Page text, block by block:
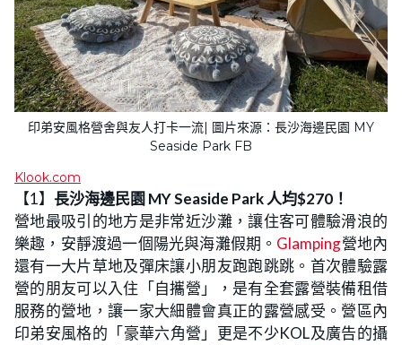
印弟安風格營舍與友人打卡一流| 圖片來源：長沙海邊民園 MY
Seaside Park FB
Klook.com
【1】 長沙海邊民園 MY Seaside Park 人均$270！
營地最吸引的地方是非常近沙灘，讓住客可體驗滑浪的
樂趣，安靜渡過一個陽光與海灘假期。 Glamping營地內
還有一大片草地及彈床讓小朋友跑跑跳跳。首次體驗露
營的朋友可以入住「自攜營」，是有全套露營裝備租借
服務的營地，讓一家大細體會真正的露營感受。營區內
印弟安風格的「豪華六角營」更是不少KOL及廣告的攝